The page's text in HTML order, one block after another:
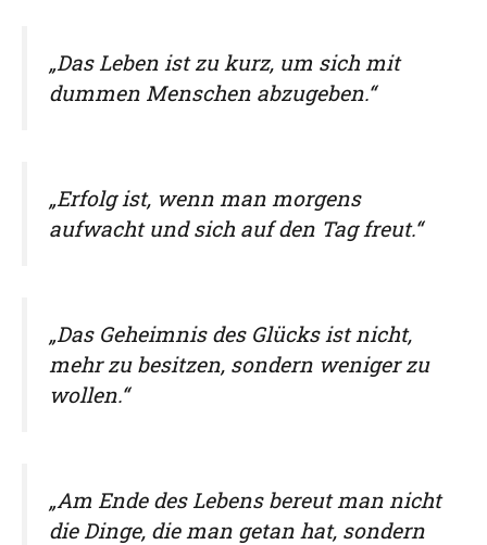
„Das Leben ist zu kurz, um sich mit
dummen Menschen abzugeben.“
„Erfolg ist, wenn man morgens
aufwacht und sich auf den Tag freut.“
„Das Geheimnis des Glücks ist nicht,
mehr zu besitzen, sondern weniger zu
wollen.“
„Am Ende des Lebens bereut man nicht
die Dinge, die man getan hat, sondern